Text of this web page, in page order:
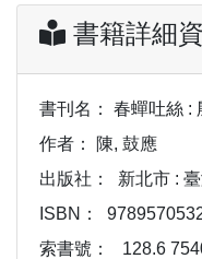
書籍詳細
書刊名：
春蟬吐絲 :
作者：
陳, 鼓應
出版社：
新北市 :
ISBN：
索書號：
128.6